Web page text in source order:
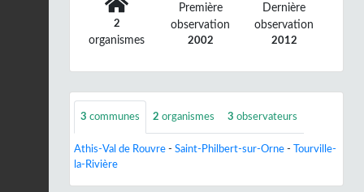
2
organismes
Première
observation
2002
Dernière
observation
2012
3 communes 2 organismes 3 observateurs
Athis-Val de Rouvre - Saint-Philbert-sur-Orne -
Tourville-
la-Rivière